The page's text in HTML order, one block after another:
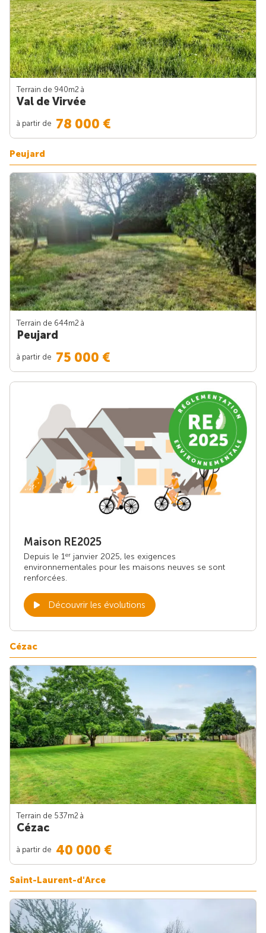
Terrain de 940m2 à
Val de Virvée
à partir de 78 000 €
Peujard
Terrain de 644m2 à
Peujard
à partir de 75 000 €
Maison RE2025
Depuis le 1er janvier 2025, les exigences
environnementales pour les maisons neuves se sont
renforcées.
Découvrir les évolutions
Cézac
Terrain de 537m2 à
Cézac
à partir de 40 000 €
Saint-Laurent-d'Arce